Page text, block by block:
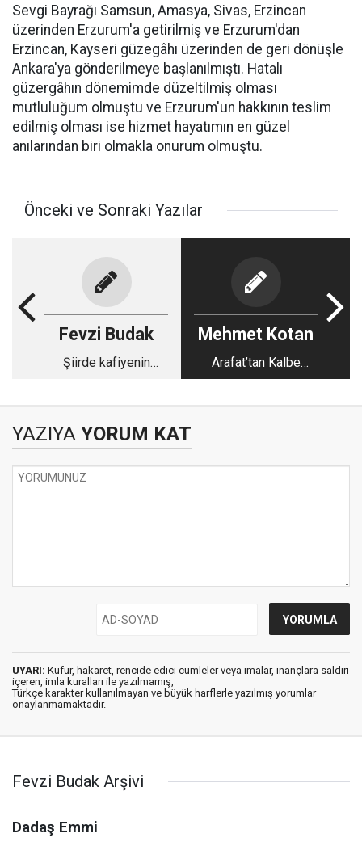
Sevgi Bayrağı Samsun, Amasya, Sivas, Erzincan
üzerinden Erzurum'a getirilmiş ve Erzurum'dan
Erzincan, Kayseri güzegâhı üzerinden de geri dönüşle
Ankara'ya gönderilmeye başlanılmıştı. Hatalı
güzergâhın dönemimde düzeltilmiş olması
mutluluğum olmuştu ve Erzurum'un hakkının teslim
edilmiş olması ise hizmet hayatımın en güzel
anılarından biri olmakla onurum olmuştu.
Önceki ve Sonraki Yazılar
Fevzi Budak
Şiirde kafiyenin
Mehmet Kotan
Arafat’tan Kalbe
Uzanan Yol: İbrahimî
YAZIYA YORUM KAT
UYARI: Küfür, hakaret, rencide edici cümleler veya imalar, inançlara saldırı
içeren, imla kuralları ile yazılmamış,
Türkçe karakter kullanılmayan ve büyük harflerle yazılmış yorumlar
onaylanmamaktadır.
Fevzi Budak Arşivi
Dadaş Emmi